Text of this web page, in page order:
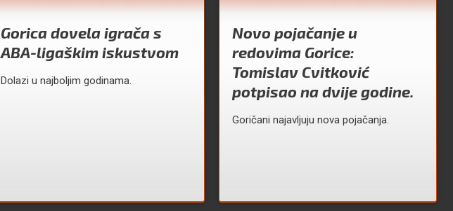
Gorica dovela igrača s
ABA-ligaškim iskustvom
Dolazi u najboljim godinama.
Novo pojačanje u
redovima Gorice:
Tomislav Cvitković
potpisao na dvije godine.
Goričani najavljuju nova pojačanja.